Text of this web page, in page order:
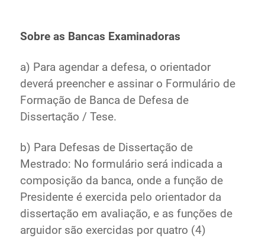
Comunicações
Ministério do Turismo
Ministério do Desenvolvimento Regional
Controladoria-Geral da União
Ministério da Mulher, da Família e dos Direitos Humanos
Secretaria-Geral
Secretaria de Governo
Gabinete de Segurança Institucional
Advocacia-Geral da União
Banco Central do Brasil
Planalto
Sobre as Bancas Examinadoras
a) Para agendar a defesa, o orientador
deverá preencher e assinar o Formulário de
Formação de Banca de Defesa de
Dissertação / Tese.
b) Para Defesas de Dissertação de
Mestrado: No formulário será indicada a
composição da banca, onde a função de
Presidente é exercida pelo orientador da
dissertação em avaliação, e as funções de
arguidor são exercidas por quatro (4)